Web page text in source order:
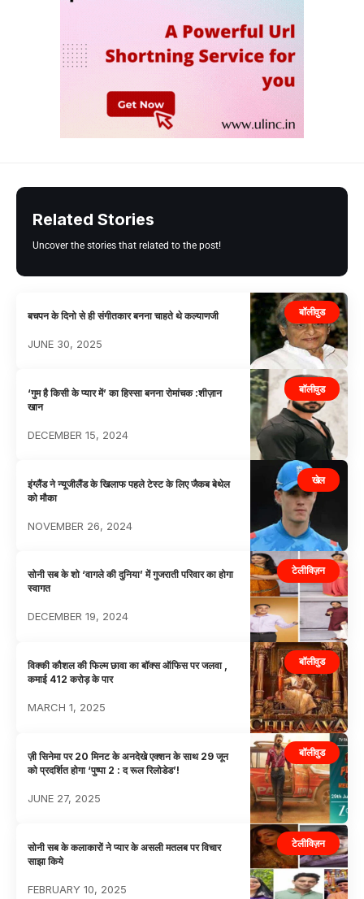
Related Stories
Uncover the stories that related to the post!
बॉलीवुड
बचपन के दिनो से ही संगीतकार बनना चाहते थे कल्याणजी
JUNE 30, 2025
बॉलीवुड
‘गुम है किसी के प्यार में’ का हिस्सा बनना रोमांचक :शीज़ान
खान
DECEMBER 15, 2024
खेल
इंग्लैंड ने न्यूजीलैंड के खिलाफ पहले टेस्ट के लिए जैकब बेथेल
को मौका
NOVEMBER 26, 2024
टेलीविज़न
सोनी सब के शो ‘वागले की दुनिया’ में गुजराती परिवार का होगा
स्वागत
DECEMBER 19, 2024
बॉलीवुड
विक्की कौशल की फिल्म छावा का बॉक्स ऑफिस पर जलवा ,
कमाई 412 करोड़ के पार
MARCH 1, 2025
बॉलीवुड
ज़ी सिनेमा पर 20 मिनट के अनदेखे एक्शन के साथ 29 जून
को प्रदर्शित होगा ‘पुष्पा 2 : द रूल रिलोडेड’!
JUNE 27, 2025
टेलीविज़न
सोनी सब के कलाकारों ने प्यार के असली मतलब पर विचार
साझा किये
FEBRUARY 10, 2025